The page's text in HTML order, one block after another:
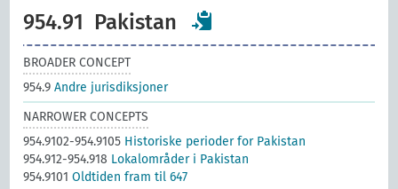
954.91 Pakistan
BROADER CONCEPT
954.9Andre jurisdiksjoner
NARROWER CONCEPTS
954.9102-954.9105 Historiske perioder for Pakistan
954.912-954.918 Lokalområder i Pakistan
954.9101Oldtiden fram til 647